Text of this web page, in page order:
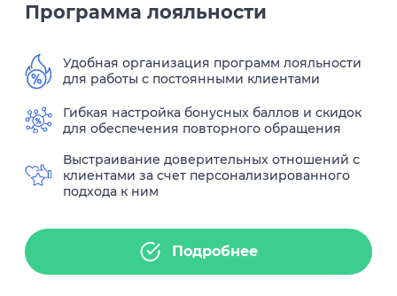
Программа лояльности
Удобная организация программ лояльности
для работы с постоянными клиентами
Гибкая настройка бонусных баллов и скидок
для обеспечения повторного обращения
Выстраивание доверительных отношений с
клиентами за счет персонализированного
подхода к ним
Подробнее